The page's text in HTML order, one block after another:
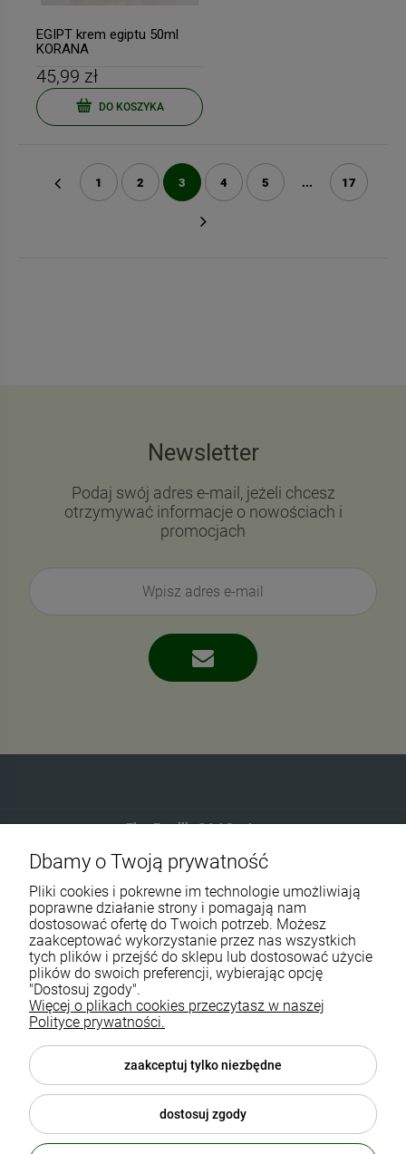
EGIPT krem egiptu 50ml
KORANA
45,99 zł
DO KOSZYKA
1 2 3 4 5 ... 17
Newsletter
Podaj swój adres e-mail, jeżeli chcesz
otrzymywać informacje o nowościach i
promocjach
Eko-Familia GAJ Sp.Jawna
Gdańska 60
90-616 Łódź
790 727 174
sklep@eko-familia.pl
Informacje o sklepie
Suplementy diety
Popularne kategorie
Moje konto
Zasubskrybuj nasz newsletter
i otrzymaj5% rabatu na zakupy.
Twój email
Dbamy o Twoją prywatność
Pliki cookies i pokrewne im technologie umożliwiają
poprawne działanie strony i pomagają nam
dostosować ofertę do Twoich potrzeb. Możesz
zaakceptować wykorzystanie przez nas wszystkich
tych plików i przejść do sklepu lub dostosować użycie
plików do swoich preferencji, wybierając opcję
"Dostosuj zgody".
Więcej o plikach cookies przeczytasz w naszej
Polityce prywatności.
zaakceptuj tylko niezbędne
dostosuj zgody